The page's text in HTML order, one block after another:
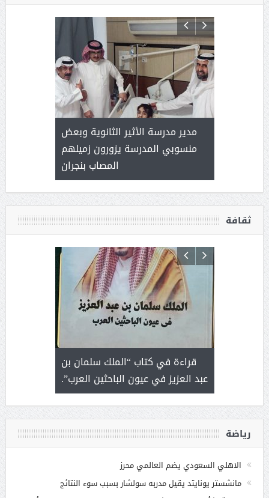
( محمد
مدير مدرسة الأثير الثانوية وبعض
منسوبي المدرسة يزورون زميلهم
المصاب بنجران
ثقافة
قراءة في كتاب “الملك سلمان بن
عبد العزيز في عيون الباحثين العرب”.
رياضة
الاهلي السعودي يضم العالمي محرز
مانشستر يونايتد يقيل مدربه سولشار بسبب سوء النتائج